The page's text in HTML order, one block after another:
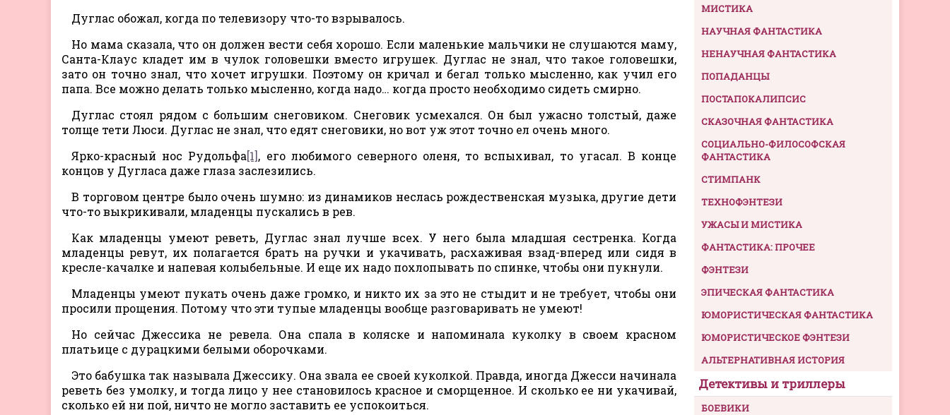
Дуглас обожал, когда по телевизору что-то взрывалось.
Но мама сказала, что он должен вести себя хорошо. Если маленькие мальчики не слушаются маму,
Санта-Клаус кладет им в чулок головешки вместо игрушек. Дуглас не знал, что такое головешки,
зато он точно знал, что хочет игрушки. Поэтому он кричал и бегал только мысленно, как учил его
папа. Все можно делать только мысленно, когда надо… когда просто необходимо сидеть смирно.
Дуглас стоял рядом с большим снеговиком. Снеговик усмехался. Он был ужасно толстый, даже
толще тети Люси. Дуглас не знал, что едят снеговики, но вот уж этот точно ел очень много.
Ярко-красный нос Рудольфа[1], его любимого северного оленя, то вспыхивал, то угасал. В конце
концов у Дугласа даже глаза заслезились.
В торговом центре было очень шумно: из динамиков неслась рождественская музыка, другие дети
что-то выкрикивали, младенцы пускались в рев.
Как младенцы умеют реветь, Дуглас знал лучше всех. У него была младшая сестренка. Когда
младенцы ревут, их полагается брать на ручки и укачивать, расхаживая взад-вперед или сидя в
кресле-качалке и напевая колыбельные. И еще их надо похлопывать по спинке, чтобы они пукнули.
Младенцы умеют пукать очень даже громко, и никто их за это не стыдит и не требует, чтобы они
просили прощения. Потому что эти тупые младенцы вообще разговаривать не умеют!
Но сейчас Джессика не ревела. Она спала в коляске и напоминала куколку в своем красном
платьице с дурацкими белыми оборочками.
Это бабушка так называла Джессику. Она звала ее своей куколкой. Правда, иногда Джесси начинала
реветь без умолку, и тогда лицо у нее становилось красное и сморщенное. И сколько ее ни укачивай,
сколько ей ни пой, ничто не могло заставить ее успокоиться.
МИСТИКА
НАУЧНАЯ ФАНТАСТИКА
НЕНАУЧНАЯ ФАНТАСТИКА
ПОПАДАНЦЫ
ПОСТАПОКАЛИПСИС
СКАЗОЧНАЯ ФАНТАСТИКА
СОЦИАЛЬНО-ФИЛОСОФСКАЯ
ФАНТАСТИКА
СТИМПАНК
ТЕХНОФЭНТЕЗИ
УЖАСЫ И МИСТИКА
ФАНТАСТИКА: ПРОЧЕЕ
ФЭНТЕЗИ
ЭПИЧЕСКАЯ ФАНТАСТИКА
ЮМОРИСТИЧЕСКАЯ ФАНТАСТИКА
ЮМОРИСТИЧЕСКОЕ ФЭНТЕЗИ
АЛЬТЕРНАТИВНАЯ ИСТОРИЯ
Детективы и триллеры
БОЕВИКИ